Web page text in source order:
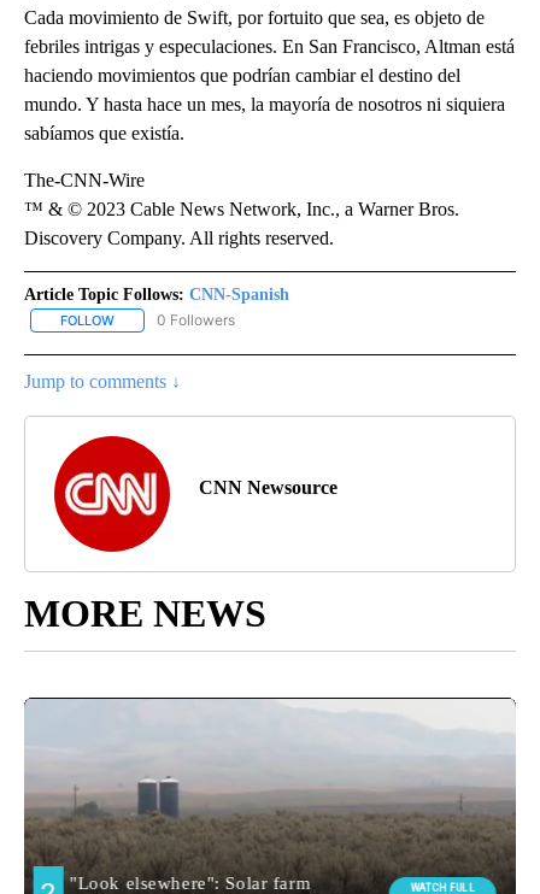
Cada movimiento de Swift, por fortuito que sea, es objeto de
febriles intrigas y especulaciones. En San Francisco, Altman está
haciendo movimientos que podrían cambiar el destino del
mundo. Y hasta hace un mes, la mayoría de nosotros ni siquiera
sabíamos que existía.
The-CNN-Wire
™ & © 2023 Cable News Network, Inc., a Warner Bros.
Discovery Company. All rights reserved.
Article Topic Follows: CNN-Spanish
FOLLOW FOLLOW "CNN-SPANISH" TO RECEIVE NOTIFICATIONS ABOUT
0 Followers
Jump to comments ↓
CNN Newsource
MORE NEWS